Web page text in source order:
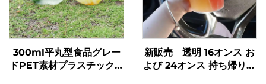
300ml平丸型食品グレー
ドPET素材プラスチック包
新販売 透明 16オンス お
よび 24オンス 持ち帰り用